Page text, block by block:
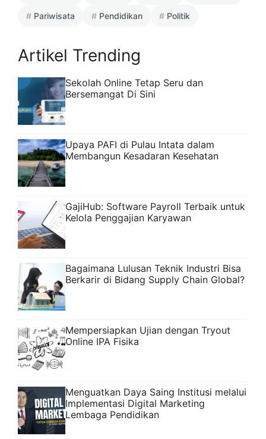
Pariwisata Pendidikan Politik
Artikel Trending
Sekolah Online Tetap Seru dan
Bersemangat Di Sini
Upaya PAFI di Pulau Intata dalam
Membangun Kesadaran Kesehatan
GajiHub: Software Payroll Terbaik untuk
Kelola Penggajian Karyawan
Bagaimana Lulusan Teknik Industri Bisa
Berkarir di Bidang Supply Chain Global?
Mempersiapkan Ujian dengan Tryout
Online IPA Fisika
Menguatkan Daya Saing Institusi melalui
Implementasi Digital Marketing
Lembaga Pendidikan